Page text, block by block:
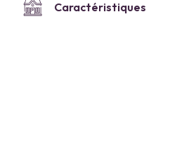
Caractéristiques